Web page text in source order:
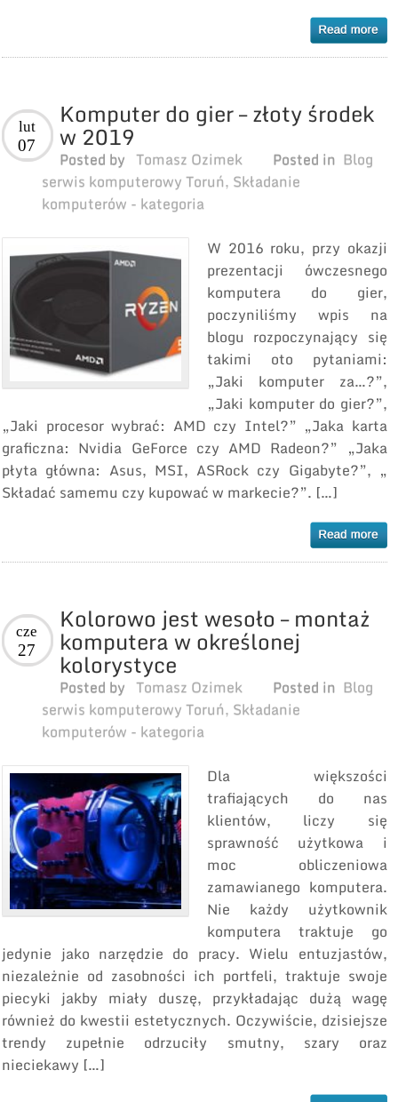
Komputer do gier – złoty środek
w 2019
lut
07
Posted by Tomasz Ozimek Posted in Blog
serwis komputerowy Toruń, Składanie
komputerów - kategoria
W 2016 roku, przy okazji
prezentacji ówczesnego
komputera do gier,
poczyniliśmy wpis na
blogu rozpoczynający się
takimi oto pytaniami:
„Jaki komputer za…?”,
„Jaki komputer do gier?”,
„Jaki procesor wybrać: AMD czy Intel?” „Jaka karta
graficzna: Nvidia GeForce czy AMD Radeon?” „Jaka
płyta główna: Asus, MSI, ASRock czy Gigabyte?”, „
Składać samemu czy kupować w markecie?”. […]
Kolorowo jest wesoło – montaż
komputera w określonej
kolorystyce
cze
27
Posted by Tomasz Ozimek Posted in Blog
serwis komputerowy Toruń, Składanie
komputerów - kategoria
Dla większości
trafiających do nas
klientów, liczy się
sprawność użytkowa i
moc obliczeniowa
zamawianego komputera.
Nie każdy użytkownik
komputera traktuje go
jedynie jako narzędzie do pracy. Wielu entuzjastów,
niezależnie od zasobności ich portfeli, traktuje swoje
piecyki jakby miały duszę, przykładając dużą wagę
również do kwestii estetycznych. Oczywiście, dzisiejsze
trendy zupełnie odrzuciły smutny, szary oraz
nieciekawy […]